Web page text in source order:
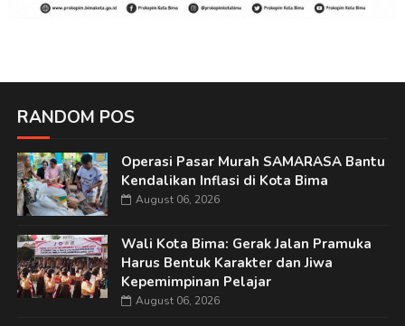
RANDOM POS
Operasi Pasar Murah SAMARASA Bantu
Kendalikan Inflasi di Kota Bima
August 06, 2026
Wali Kota Bima: Gerak Jalan Pramuka
Harus Bentuk Karakter dan Jiwa
Kepemimpinan Pelajar
August 06, 2026